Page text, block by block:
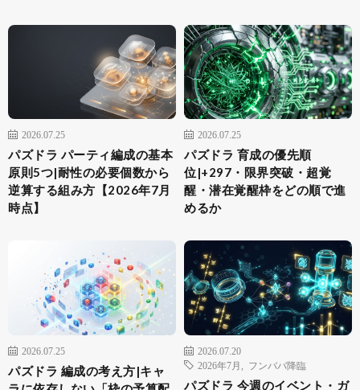
2026.07.25
パズドラ パーティ編成の基本
原則5つ|耐性の必要個数から
逆算する組み方【2026年7月
時点】
2026.07.25
パズドラ 育成の優先順
位|+297・限界突破・超覚
醒・潜在覚醒枠をどの順で進
めるか
2026.07.25
パズドラ 編成の考え方|キャ
2026.07.20
2026年7月
フンババ降臨
パズドラ 今週のイベント・ガ